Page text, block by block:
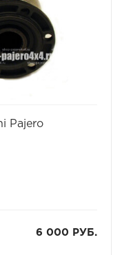
Pajero
6 000 РУБ.